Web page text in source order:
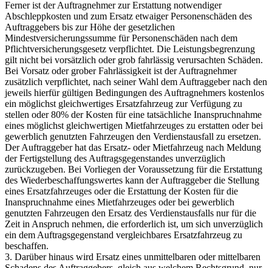
Ferner ist der Auftragnehmer zur Erstattung notwendiger
Abschleppkosten und zum Ersatz etwaiger Personenschäden des
Auftraggebers bis zur Höhe der gesetzlichen
Mindestversicherungssumme für Personenschäden nach dem
Pflichtversicherungsgesetz verpflichtet. Die Leistungsbegrenzung
gilt nicht bei vorsätzlich oder grob fahrlässig verursachten Schäden.
Bei Vorsatz oder grober Fahrlässigkeit ist der Auftragnehmer
zusätzlich verpflichtet, nach seiner Wahl dem Auftraggeber nach den
jeweils hierfür gültigen Bedingungen des Auftragnehmers kostenlos
ein möglichst gleichwertiges Ersatzfahrzeug zur Verfügung zu
stellen oder 80% der Kosten für eine tatsächliche Inanspruchnahme
eines möglichst gleichwertigen Mietfahrzeuges zu erstatten oder bei
gewerblich genutzten Fahrzeugen den Verdienstausfall zu ersetzen.
Der Auftraggeber hat das Ersatz- oder Mietfahrzeug nach Meldung
der Fertigstellung des Auftragsgegenstandes unverzüglich
zurückzugeben. Bei Vorliegen der Voraussetzung für die Erstattung
des Wiederbeschaffungswertes kann der Auftraggeber die Stellung
eines Ersatzfahrzeuges oder die Erstattung der Kosten für die
Inanspruchnahme eines Mietfahrzeuges oder bei gewerblich
genutzten Fahrzeugen den Ersatz des Verdienstausfalls nur für die
Zeit in Anspruch nehmen, die erforderlich ist, um sich unverzüglich
ein dem Auftragsgegenstand vergleichbares Ersatzfahrzeug zu
beschaffen.
3. Darüber hinaus wird Ersatz eines unmittelbaren oder mittelbaren